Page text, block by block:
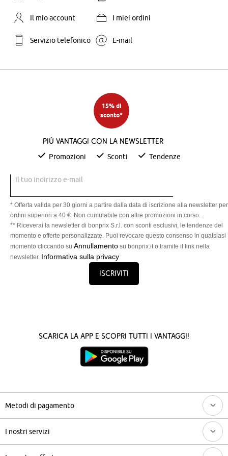
Il mio account I miei ordini
Servizio telefonico E-mail
15% di
sconto*
Più vantaggi con la newsletter
Promozioni Sconti Tendenze
Il tuo indirizzo e-mail
* Offerta valida per 30 giorni a partire dalla data di iscrizione alla newsletter per
ordini superiori a 40 €. Non cumulabile con altre promozioni in corso.
** Riceverai la newsletter di bonprix S.r.l. con sconti esclusivi, le tendenze del
momento e offerte personalizzate. Puoi revocare questo consenso in qualsiasi
momento cliccando su Annullamento su bonprix.it o tramite il link nella
newsletter. Informativa sulla privacy
Iscriviti
Scarica la App e scopri tutti i vantaggi!
Metodi di pagamento
I nostri servizi